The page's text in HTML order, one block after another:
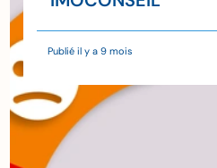
Publié il y a 9 mois